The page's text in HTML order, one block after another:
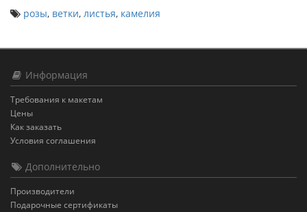
розы, ветки, листья, камелия
Информация
Требования к макетам
Цены
Как заказать
Условия соглашения
Дополнительно
Производители
Подарочные сертификаты